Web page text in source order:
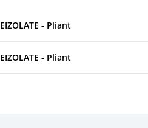
- Pliant
- Pliant